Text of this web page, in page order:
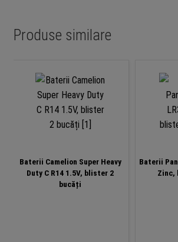
Produse similare
Baterii Camelion Super Heavy
Duty C R14 1.5V, blister 2
bucăți
Baterii
Zinc,